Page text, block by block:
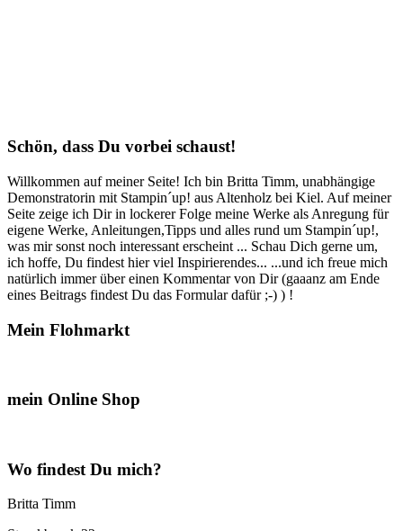
Schön, dass Du vorbei schaust!
Willkommen auf meiner Seite! Ich bin Britta Timm, unabhängige
Demonstratorin mit Stampin´up! aus Altenholz bei Kiel. Auf meiner
Seite zeige ich Dir in lockerer Folge meine Werke als Anregung für
eigene Werke, Anleitungen,Tipps und alles rund um Stampin´up!,
was mir sonst noch interessant erscheint ... Schau Dich gerne um,
ich hoffe, Du findest hier viel Inspirierendes... ...und ich freue mich
natürlich immer über einen Kommentar von Dir (gaaanz am Ende
eines Beitrags findest Du das Formular dafür ;-) ) !
Mein Flohmarkt
mein Online Shop
Wo findest Du mich?
Britta Timm